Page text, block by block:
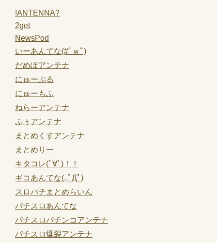
!ANTENNA?
2get
NewsPod
いーあんてな(#ﾟｗﾟ)
だめぽアンテナ
にゅーぷる
にゅーもふ
ねらーアンテナ
ぷぅアンテナ
まとめくすアンテナ
まとめりー
キタコレ(ﾟ∀ﾟ)！！
ギコあんてな(,,ﾟДﾟ)
スロパチまとめらいん
パチスロあんてな
パチスロパチンコアンテナ
パチスロ爆裂アンテナ